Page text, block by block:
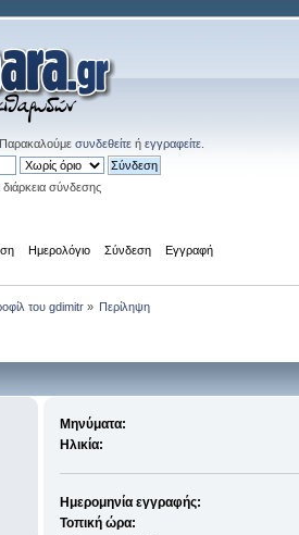
. Παρακαλούμε συνδεθείτε ή εγγραφείτε
σύνδεσης
Ημερολόγιο Σύνδεση Εγγραφή
του gdimitr» Περίληψη
Μηνύματα:
Ηλικία:
Ημερομηνία εγγραφής:
Τοπική ώρα: